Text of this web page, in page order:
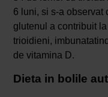
6 luni, si s-a observat
glutenul a contribuit
trioidieni,
de vitamina D.
Dieta in bolile